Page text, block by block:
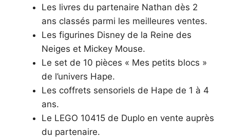
Les livres du partenaire Nathan dès 2
ans classés parmi les meilleures ventes.
Les figurines Disney de la Reine des
Neiges et Mickey Mouse.
Le set de 10 pièces « Mes petits blocs »
de l’univers Hape.
Les coffrets sensoriels de Hape de 1 à 4
ans.
Le LEGO 10415 de Duplo en vente auprès
du partenaire.